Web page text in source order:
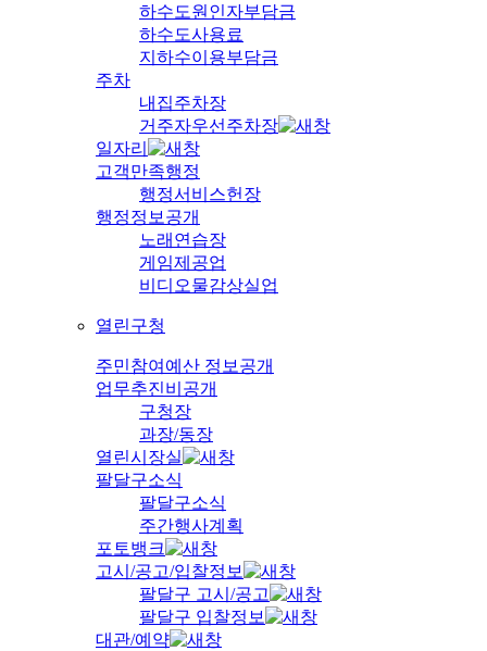
하수도원인자부담금
하수도사용료
지하수이용부담금
주차
내집주차장
거주자우선주차장
일자리
고객만족행정
행정서비스헌장
행정정보공개
노래연습장
게임제공업
비디오물감상실업
열린구청
주민참여예산 정보공개
업무추진비공개
구청장
과장/동장
열린시장실
팔달구소식
팔달구소식
주간행사계획
포토뱅크
고시/공고/입찰정보
팔달구 고시/공고
팔달구 입찰정보
대관/예약